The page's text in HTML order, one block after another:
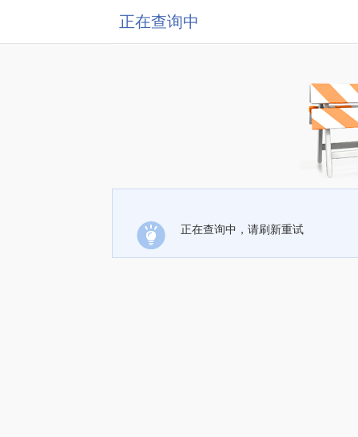
正在查询中
正在查询中，请刷新重试